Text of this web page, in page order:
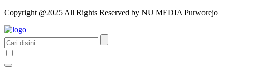
Copyright @2025 All Rights Reserved by NU MEDIA Purworejo